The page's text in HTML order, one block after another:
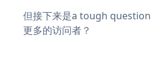
但接下来是a tough
更多的访问者？